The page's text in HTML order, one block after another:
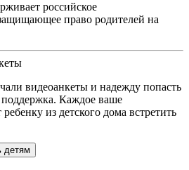
российское
право родителей на
видеоанкеты и надежду попасть
Каждое ваше
из детского дома встретить
детям